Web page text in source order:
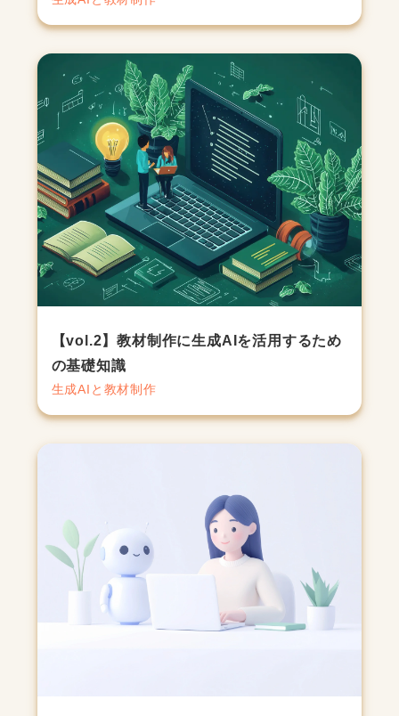
【vol.2】教材制作に生成AIを活用するため
の基礎知識
生成AIと教材制作